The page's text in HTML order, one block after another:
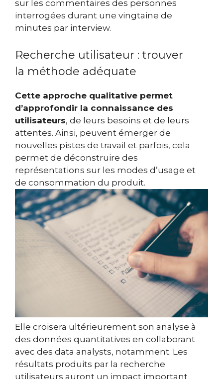
sur les commentaires des personnes
interrogées durant une vingtaine de
minutes par interview.
Recherche utilisateur : trouver
la méthode adéquate
Cette approche qualitative permet
d’approfondir la connaissance des
utilisateurs, de leurs besoins et de leurs
attentes. Ainsi, peuvent émerger de
nouvelles pistes de travail et parfois, cela
permet de déconstruire des
représentations sur les modes d’usage et
de consommation du produit.
Elle croisera ultérieurement son analyse à
des données quantitatives en collaborant
avec des data analysts, notamment. Les
résultats produits par la recherche
utilisateurs auront un impact important